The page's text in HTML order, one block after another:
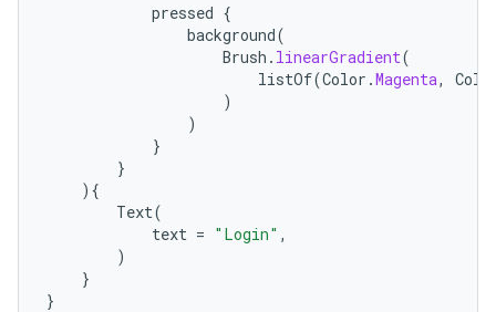
pressed {
background(
Brush . linearGradient(
listOf(Color .Magenta,
)
)
}
}
){
Text(
text = "Login" ,
)
}
}